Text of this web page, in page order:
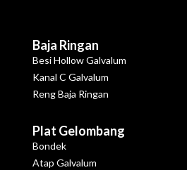
Baja Ringan
Besi Hollow Galvalum
Kanal C Galvalum
Reng Baja Ringan
Plat Gelombang
Bondek
Atap Galvalum